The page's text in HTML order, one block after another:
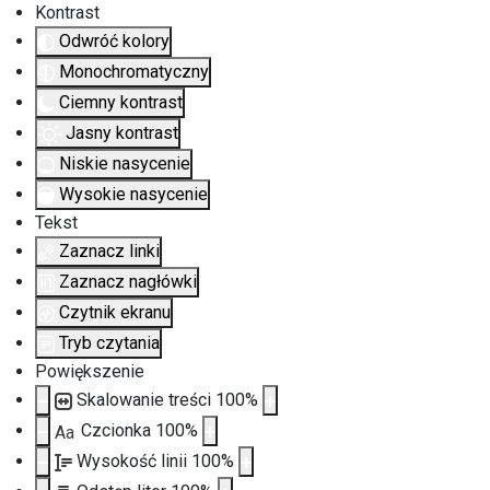
Kontrast
Odwróć kolory
Monochromatyczny
Ciemny kontrast
Jasny kontrast
Niskie nasycenie
Wysokie nasycenie
Tekst
Zaznacz linki
Zaznacz nagłówki
Czytnik ekranu
Tryb czytania
Powiększenie
Skalowanie treści 100%
Aa Czcionka 100%
Wysokość linii 100%